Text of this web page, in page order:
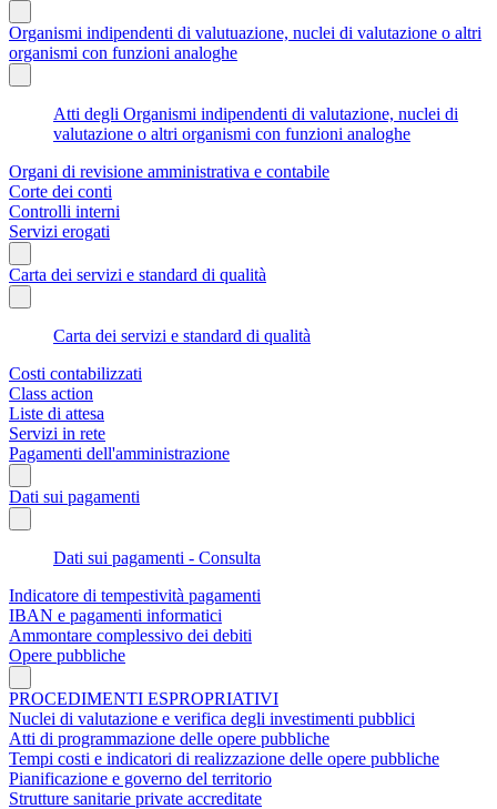
Organismi indipendenti di valutuazione, nuclei di valutazione o altri
organismi con funzioni analoghe
Atti degli Organismi indipendenti di valutazione, nuclei di
valutazione o altri organismi con funzioni analoghe
Organi di revisione amministrativa e contabile
Corte dei conti
Controlli interni
Servizi erogati
Carta dei servizi e standard di qualità
Carta dei servizi e standard di qualità
Costi contabilizzati
Class action
Liste di attesa
Servizi in rete
Pagamenti dell'amministrazione
Dati sui pagamenti
Dati sui pagamenti - Consulta
Indicatore di tempestività pagamenti
IBAN e pagamenti informatici
Ammontare complessivo dei debiti
Opere pubbliche
PROCEDIMENTI ESPROPRIATIVI
Nuclei di valutazione e verifica degli investimenti pubblici
Atti di programmazione delle opere pubbliche
Tempi costi e indicatori di realizzazione delle opere pubbliche
Pianificazione e governo del territorio
Strutture sanitarie private accreditate